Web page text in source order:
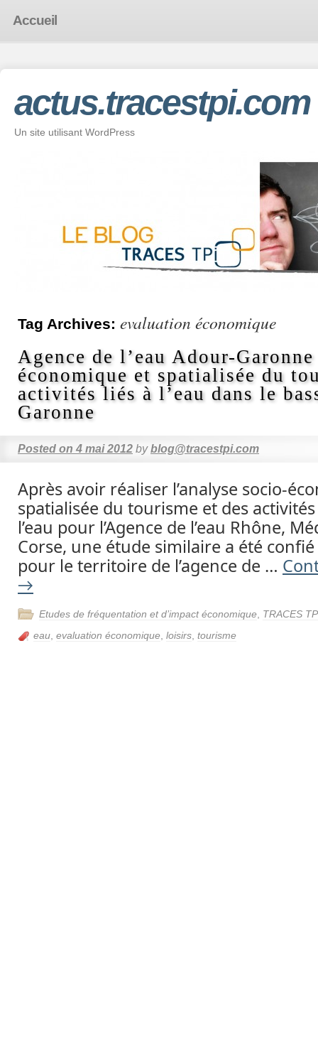
Accueil
actus.tracestpi.com
Un site utilisant WordPress
Tag Archives: evaluation économique
Agence de l’eau Adour-
économique et spatialisée du
activités liés à l’eau dans le
Garonne
Posted on 4 mai 2012 by blog@tracestpi.com
Après avoir réaliser l’analyse socio-
spatialisée du tourisme et des
l’eau pour l’Agence de l’eau Rhône,
Corse, une étude similaire a été confié
pour le territoire de l’agence de …
→
Etudes de fréquentation et d’impact économique TRACES
eau evaluation économique loisirs tourisme